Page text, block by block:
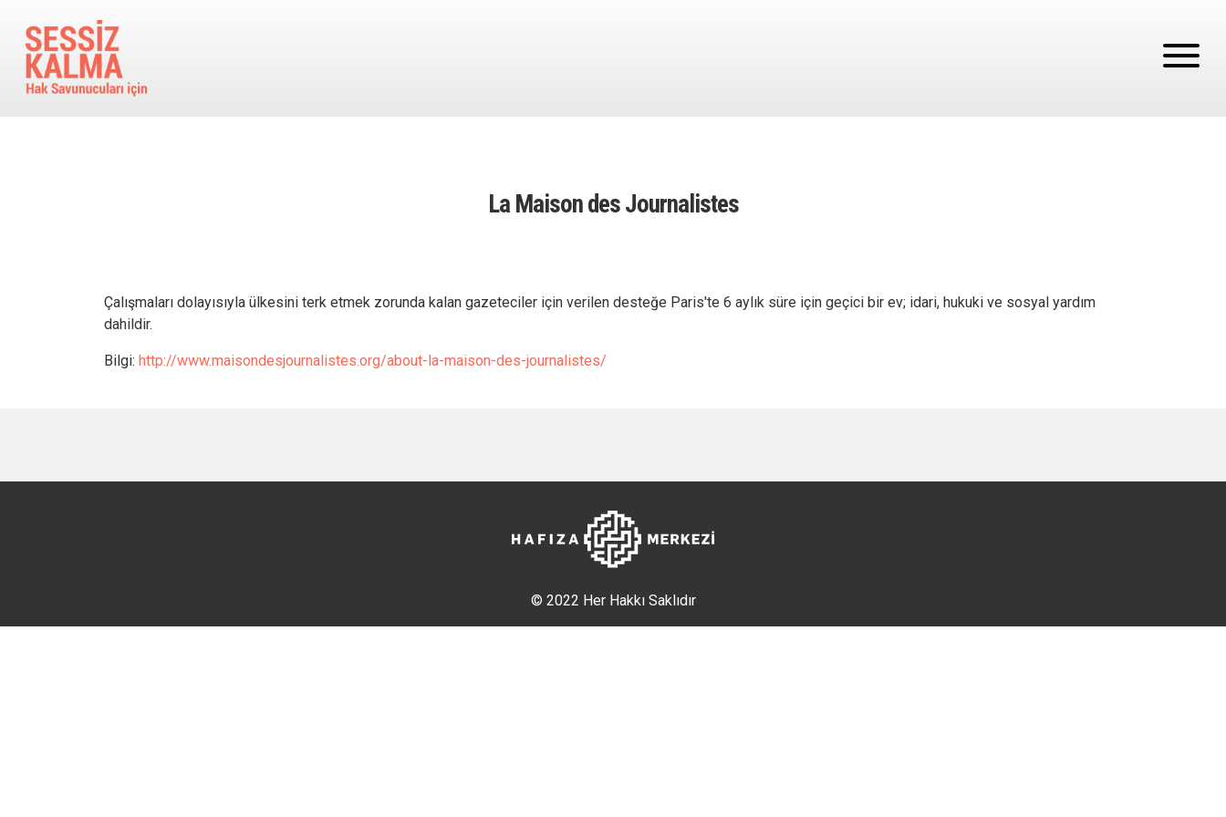
La Maison des Journalistes
Çalışmaları dolayısıyla ülkesini terk etmek zorunda kalan gazeteciler için verilen desteğe Paris'te 6 aylık süre için geçici bir ev; idari, hukuki ve sosyal yardım
dahildir.
Bilgi: http://www.maisondesjournalistes.org/about-la-maison-des-journalistes/
© 2022 Her Hakkı Saklıdır